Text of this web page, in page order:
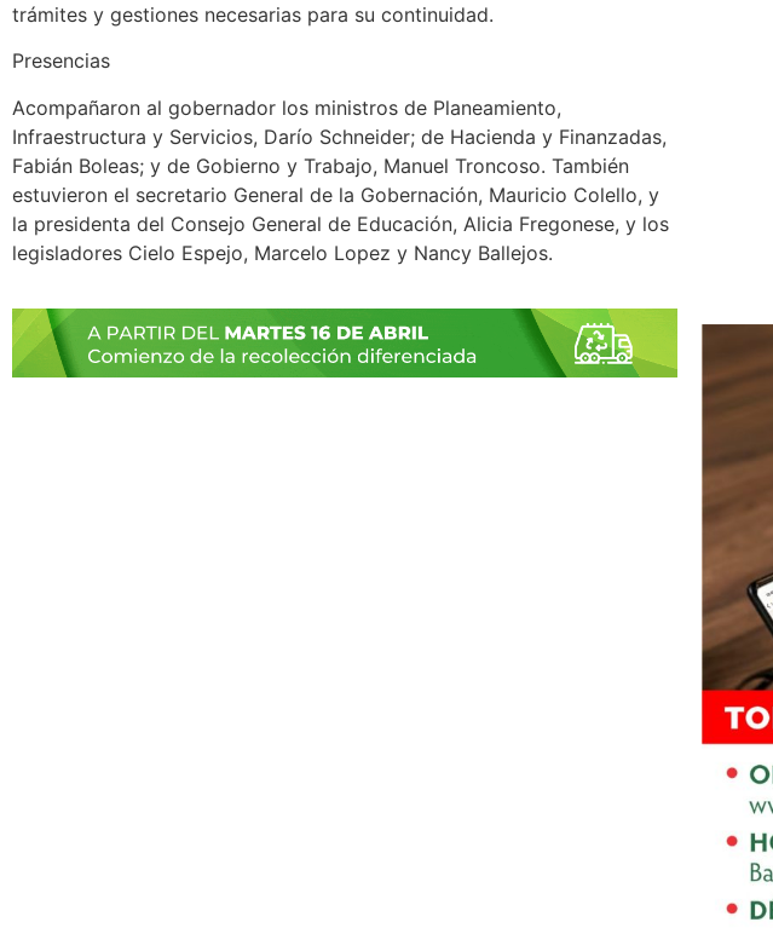
trámites y gestiones necesarias para su continuidad.
Presencias
Acompañaron al gobernador los ministros de Planeamiento,
Infraestructura y Servicios, Darío Schneider; de Hacienda y Finanzadas,
Fabián Boleas; y de Gobierno y Trabajo, Manuel Troncoso. También
estuvieron el secretario General de la Gobernación, Mauricio Colello, y
la presidenta del Consejo General de Educación, Alicia Fregonese, y los
legisladores Cielo Espejo, Marcelo Lopez y Nancy Ballejos.